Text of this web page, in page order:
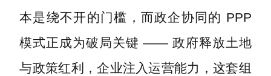
本是绕不开的门槛，而政企协同的 PPP
模式正成为破局关键 —— 政府释放土地
与政策红利，企业注入运营能力，这套组